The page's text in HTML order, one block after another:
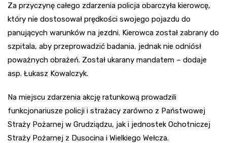
Za przyczynę całego zdarzenia policja obarczyła kierowcę,
który nie dostosował prędkości swojego pojazdu do
panujących warunków na jezdni. Kierowca został zabrany do
szpitala, aby przeprowadzić badania, jednak nie odniósł
poważnych obrażeń. Został ukarany mandatem – dodaje
asp. Łukasz Kowalczyk.
Na miejscu zdarzenia akcję ratunkową prowadzili
funkcjonariusze policji i strażacy zarówno z Państwowej
Straży Pożarnej w Grudziądzu, jak i jednostek Ochotniczej
Straży Pożarnej z Dusocina i Wielkiego Wełcza.